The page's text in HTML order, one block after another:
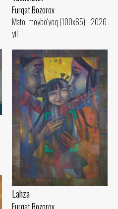
Furqat Bozorov
Mato, moybo‘yoq (100x65) - 2020
yil
Lahza